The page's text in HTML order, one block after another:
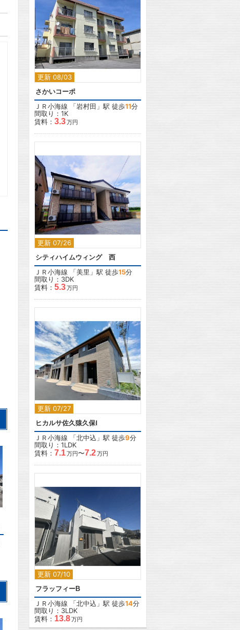
更新 08/03
2
さかいコーポ
ＪＲ小海線 「岩村田 」駅 徒歩11分
間取り：1K
賃料： 3.3万円
更新 07/26
2
シティハイムウィング 西
ＪＲ小海線 「美里 」駅 徒歩15分
間取り：3DK
賃料： 5.3万円
更新 07/27
ヒカルサ佐久猿久保Ⅰ
ＪＲ小海線 「北中込 」駅 徒歩9分
間取り：1LDK
賃料： 7.1万円〜7.2万円
更新 07/10
2
フラッフィーB
ＪＲ小海線 「北中込 」駅 徒歩14分
間取り：3LDK
賃料： 13.8万円